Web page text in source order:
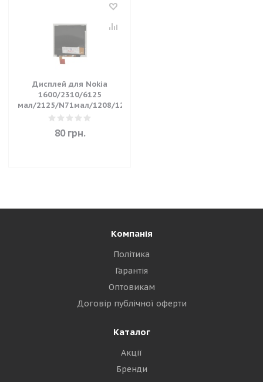
Дисплей для Nokia
1600/2310/6125
мал/2125/N71мал/1208/1209
80грн.
Компанія
Політика
Гарантія
Оптовикам
Договір публічної оферти
Каталог
Акції
Бренди